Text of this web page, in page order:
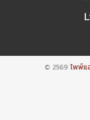
© 2569 ไพพ์แ